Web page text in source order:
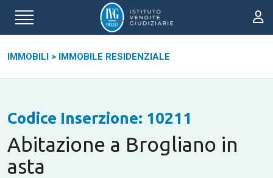
IMMOBILI > IMMOBILE RESIDENZIALE
Codice Inserzione: 10211
Abitazione a Brogliano in
asta